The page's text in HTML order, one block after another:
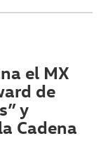
el MX
de
y
Cadena